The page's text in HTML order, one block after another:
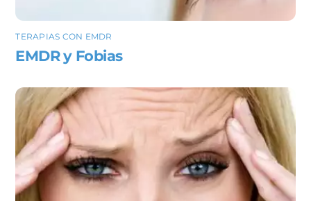
TERAPIAS CON EMDR
EMDR y Fobias